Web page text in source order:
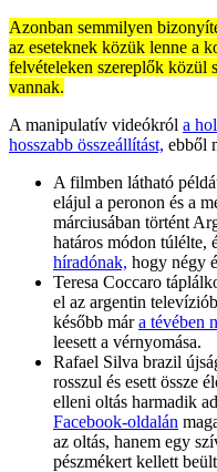
Azonban semmilyen
az eseteknek közük lenne a
felvételeken szereplők közül
vannak.
A manipulatív videókról a
hosszabb összeállítást, ebből
A filmben látható
elájul a peronon és a
márciusában történt
határos módon túlélte,
híradónak, hogy négy
Teresa Coccaro
el az argentin
később mára tévében
leesett a vérnyomása.
Rafael Silva brazil
rosszul és esett össze
elleni oltás harmadik
Facebook-oldalán
az oltás, hanem egy
pészmékert kellett